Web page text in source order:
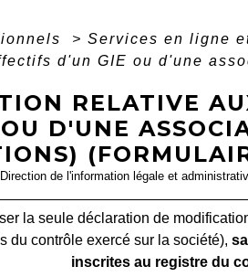
> Services en ligne
d'un GIE ou d'une
RELATIVE
D'UNE
de l'information légale et
la seule déclaration de
du contrôle exercé sur la société),
inscrites au registre du